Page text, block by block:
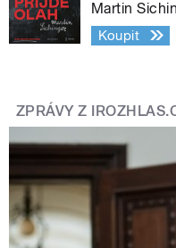
Martin
Koupit
ZPRÁVY Z